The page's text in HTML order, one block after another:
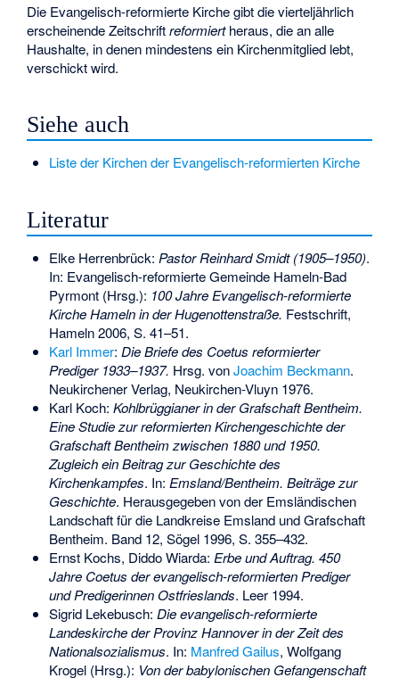
Die Evangelisch-reformierte Kirche gibt die vierteljährlich
erscheinende Zeitschriftreformiertheraus, die an alle
Haushalte, in denen mindestens ein Kirchenmitglied lebt,
verschickt wird.
Siehe auch
Liste der Kirchen der Evangelisch-reformierten Kirche
Literatur
Elke Herrenbrück: Pastor Reinhard Smidt (1905–1950).
In: Evangelisch-reformierte Gemeinde Hameln-Bad
Pyrmont (Hrsg.): 100 Jahre Evangelisch-reformierte
Kirche Hameln in der Hugenottenstraße. Festschrift,
Hameln 2006, S. 41–51.
Karl Immer: Die Briefe des Coetus reformierter
Prediger 1933–1937. Hrsg. vonJoachim Beckmann.
Neukirchener Verlag, Neukirchen-Vluyn 1976.
Karl Koch: Kohlbrüggianer in der Grafschaft Bentheim.
Eine Studie zur reformierten Kirchengeschichte der
Grafschaft Bentheim zwischen 1880 und 1950.
Zugleich ein Beitrag zur Geschichte des
Kirchenkampfes. In: Emsland/Bentheim. Beiträge zur
Geschichte. Herausgegeben von der Emsländischen
Landschaft für die Landkreise Emsland und Grafschaft
Bentheim. Band 12, Sögel 1996, S. 355–432.
Ernst Kochs, Diddo Wiarda: Erbe und Auftrag. 450
Jahre Coetus der evangelisch-reformierten Prediger
und Predigerinnen Ostfrieslands. Leer 1994.
Sigrid Lekebusch: Die evangelisch-reformierte
Landeskirche der Provinz Hannover in der Zeit des
Nationalsozialismus. In: Manfred Gailus, Wolfgang
Krogel (Hrsg.): Von der babylonischen Gefangenschaft